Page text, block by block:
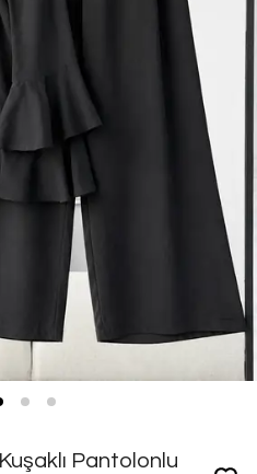
Pantolonlu